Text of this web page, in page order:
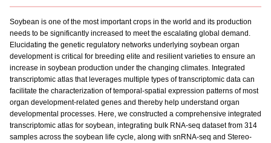
Soybean is one of the most important crops in the world and its production
needs to be significantly increased to meet the escalating global demand.
Elucidating the genetic regulatory networks underlying soybean organ
development is critical for breeding elite and resilient varieties to ensure an
increase in soybean production under the changing climates. Integrated
transcriptomic atlas that leverages multiple types of transcriptomic data can
facilitate the characterization of temporal-spatial expression patterns of most
organ development-related genes and thereby help understand organ
developmental processes. Here, we constructed a comprehensive integrated
transcriptomic atlas for soybean, integrating bulk RNA-seq dataset from 314
samples across the soybean life cycle, along with snRNA-seq and Stereo-